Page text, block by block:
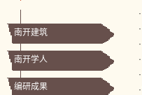
南开建筑
南开学人
编研成果
·
·
·
·
·
·